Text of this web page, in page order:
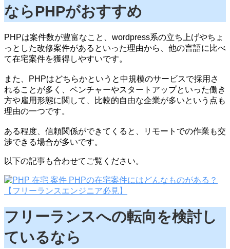
ならPHPがおすすめ
PHPは案件数が豊富なこと、wordpress系の立ち上げやちょ
っとした改修案件があるといった理由から、他の言語に比べ
て在宅案件を獲得しやすいです。
また、PHPはどちらかというと中規模のサービスで採用さ
れることが多く、ベンチャーやスタートアップといった働き
方や雇用形態に関して、比較的自由な企業が多いという点も
理由の一つです。
ある程度、信頼関係ができてくると、リモートでの作業も交
渉できる場合が多いです。
以下の記事も合わせてご覧ください。
PHPの在宅案件にはどんなものがある？
【フリーランスエンジニア必見】
フリーランスへの転向を検討し
ているなら